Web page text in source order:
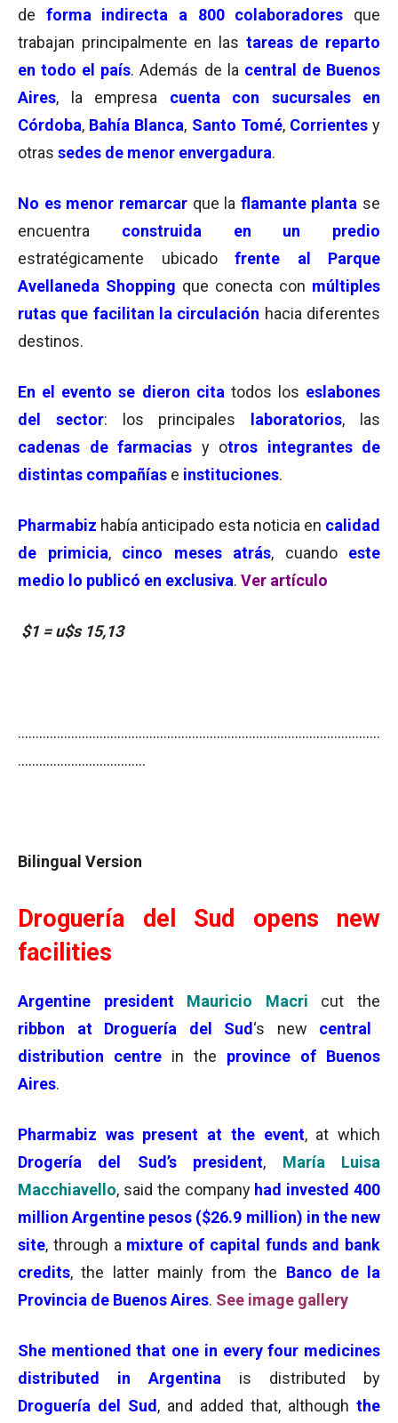
de forma indirecta a 800 colaboradores que
trabajan principalmente en las tareas de reparto
en todo el país. Además de la central de Buenos
Aires, la empresa cuenta con sucursales en
Córdoba, Bahía Blanca, Santo Tomé, Corrientes y
otras sedes de menor envergadura.
No es menor remarcarque la flamante planta se
encuentra construida en un predio
estratégicamente ubicado frente al Parque
Avellaneda Shopping que conecta con múltiples
rutas que facilitan la circulación hacia diferentes
destinos.
En el evento se dieron cita todos los eslabones
del sector: los principales laboratorios, las
cadenas de farmacias y otros integrantes de
distintas compañías e instituciones.
Pharmabiz había anticipado esta noticia en calidad
de primicia, cinco meses atrás, cuando este
medio lo publicó en exclusiva. Ver artículo
$1 = u$s 15,13
…………………………………………………………………………………………
………………………………
Bilingual Version
Droguería del Sud opens new
facilities
Argentine president Mauricio Macri cut the
ribbon at Droguería del Sud ‘s new central
distribution centre in the province of Buenos
Aires.
Pharmabiz was present at the event, at which
Drogería del Sud’s president, María Luisa
Macchiavello, said the company had invested 400
million Argentine pesos ($26.9 million) in the new
site, through a mixture of capital funds and bank
credits, the latter mainly from the Banco de la
Provincia de Buenos Aires. See image gallery
She mentioned that one in every four medicines
distributed in Argentina
is distributed by
Droguería del Sud , and added that, although the